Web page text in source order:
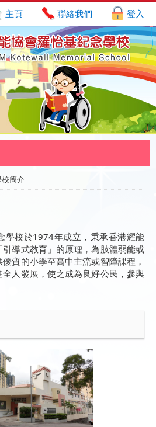
主頁 聯絡我們 登入
校簡介
學校於1974年成立，秉承香港耀能
導式教育」的原理，為肢體弱能或
質的小學至高中主流或智障課程，
人發展，使之成為良好公民，參與